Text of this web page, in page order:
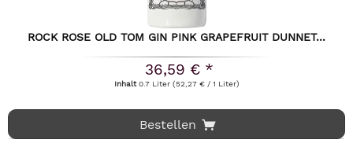
ROCK ROSE OLD TOM GIN PINK GRAPEFRUIT DUNNET...
36,59 € *
Inhalt0.7 Liter (52,27 € / 1 Liter)
Bestellen